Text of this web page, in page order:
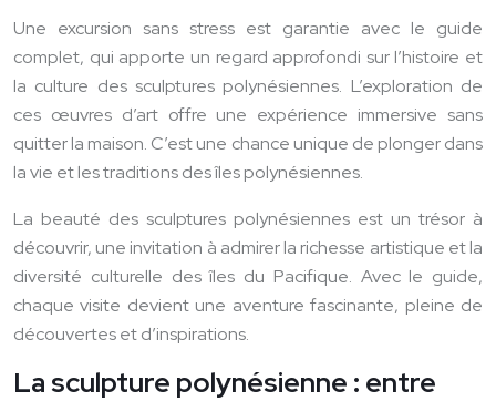
Une excursion sans stress est garantie avec le guide
complet, qui apporte un regard approfondi sur l’histoire et
la culture des sculptures polynésiennes. L’exploration de
ces œuvres d’art offre une expérience immersive sans
quitter la maison. C’est une chance unique de plonger dans
la vie et les traditions des îles polynésiennes.
La beauté des sculptures polynésiennes est un trésor à
découvrir, une invitation à admirer la richesse artistique et la
diversité culturelle des îles du Pacifique. Avec le guide,
chaque visite devient une aventure fascinante, pleine de
découvertes et d’inspirations.
La sculpture polynésienne : entre